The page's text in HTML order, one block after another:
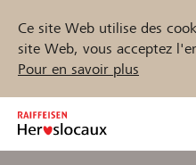
Ce site Web utilise des
site Web, vous acceptez
Pour en savoir plus
Inhalt
springen